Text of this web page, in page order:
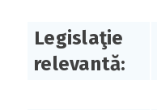
Legislaţie
relevantă: